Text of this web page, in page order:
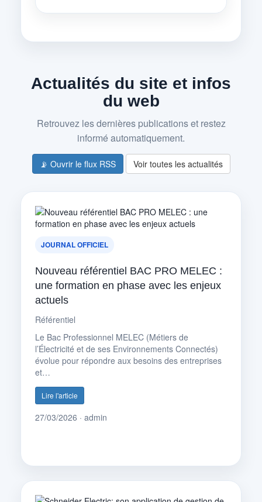
Actualités du site et infos
du web
Retrouvez les dernières publications et restez
informé automatiquement.
📡 Ouvrir le flux RSS Voir toutes les actualités
JOURNAL OFFICIEL
Nouveau référentiel BAC PRO MELEC :
une formation en phase avec les enjeux
actuels
Référentiel
Le Bac Professionnel MELEC (Métiers de
l’Électricité et de ses Environnements Connectés)
évolue pour répondre aux besoins des entreprises
et…
Lire l'article
27/03/2026 · admin